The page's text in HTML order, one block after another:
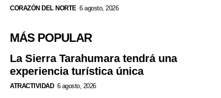
CORAZÓN DEL NORTE 6 agosto, 2026
MÁS POPULAR
La Sierra Tarahumara tendrá una
experiencia turística única
ATRACTIVIDAD 6 agosto, 2026